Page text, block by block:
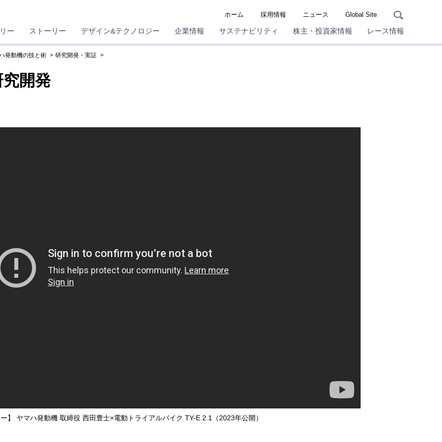
ホーム 採用情報 ニュース Global Site
ー ストーリー デザイン&テクノロジー 企業情報 サステナビリティ 株主・投資家情報 レース情報
発動機の技と術 研究開発・実証
開発
ー】 ヤマハ発動機 取締役 西田豊士×電動トライアルバイク TY-E 2.1（2023年公開）